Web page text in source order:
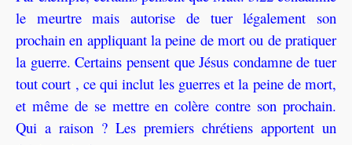
le meurtre mais autorise de tuer légalement son
prochain en appliquant la peine de mort ou de pratiquer
la guerre. Certains pensent que Jésus condamne de tuer
tout court , ce qui inclut les guerres et la peine de mort,
et même de se mettre en colère contre son prochain.
Qui a raison ? Les premiers chrétiens apportent un